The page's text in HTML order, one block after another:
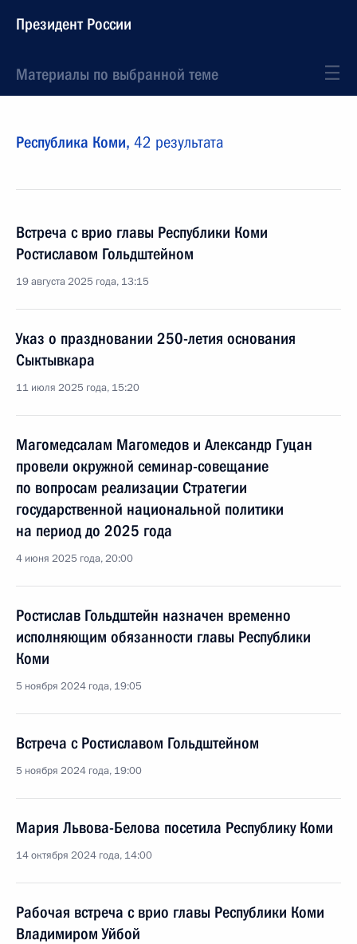
Президент России
Материалы по выбранной теме
Республика Коми, 42 результата
Встреча с врио главы Республики Коми
Ростиславом Гольдштейном
19 августа 2025 года, 13:15
Указ о праздновании 250-летия основания
Сыктывкара
11 июля 2025 года, 15:20
Магомедсалам Магомедов и Александр Гуцан
провели окружной семинар-совещание
по вопросам реализации Стратегии
государственной национальной политики
на период до 2025 года
4 июня 2025 года, 20:00
Ростислав Гольдштейн назначен временно
исполняющим обязанности главы Республики
Коми
5 ноября 2024 года, 19:05
Встреча с Ростиславом Гольдштейном
5 ноября 2024 года, 19:00
Мария Львова-Белова посетила Республику Коми
14 октября 2024 года, 14:00
Рабочая встреча с врио главы Республики Коми
Владимиром Уйбой